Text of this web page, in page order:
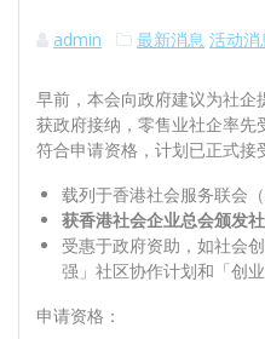
admin 最新消息 活动消
早前，本会向政府建议为社企
获政府接纳，零售业社企率
符合申请资格，计划已正式接
载列于香港社会服务联会
获香港社会企业总会颁发
受惠于政府资助，如社会
强」社区协作计划和「创业
申请资格：